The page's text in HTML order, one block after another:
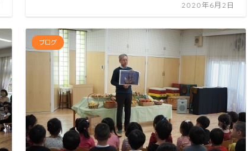
2020年6月2日
ブログ